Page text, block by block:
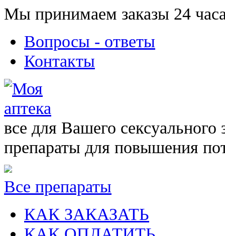
Мы принимаем заказы 24
Вопросы - ответы
Контакты
все для Вашего сексуального
препараты для повышения
Все препараты
КАК ЗАКАЗАТЬ